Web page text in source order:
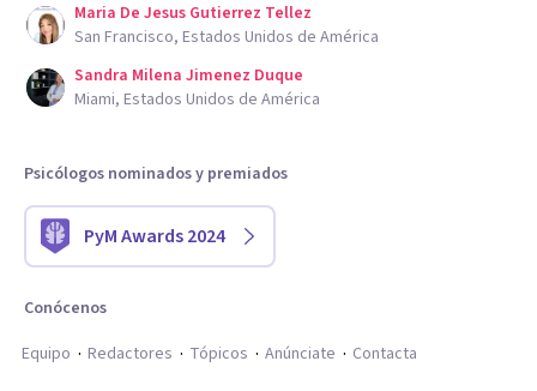
Maria De Jesus Gutierrez Tellez
San Francisco, Estados Unidos de América
Sandra Milena Jimenez Duque
Miami, Estados Unidos de América
Psicólogos nominados y premiados
PyM Awards 2024
Conócenos
Equipo
Redactores Tópicos Anúnciate Contacta